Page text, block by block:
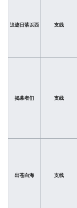
追迹日落以西 支线
揭幕者们 支线
出苍白海 支线